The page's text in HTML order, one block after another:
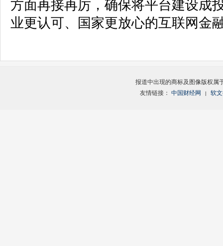
方面再接再厉，确保将平台建设成
业更认可、国家更放心的互联网金
报道中出现的商标及图像版权属
友情链接： 中国财经网 | 软